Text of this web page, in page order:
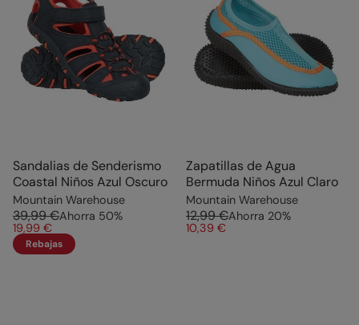
Sandalias de Senderismo
Coastal Niños Azul Oscuro
Mountain Warehouse
39,99 €Ahorra 50%
19,99 €
Rebajas
Zapatillas de Agua
Bermuda Niños Azul Claro
Mountain Warehouse
12,99 €Ahorra 20%
10,39 €